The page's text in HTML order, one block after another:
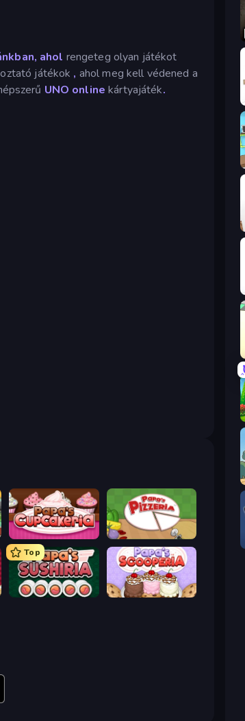
ahol rengeteg olyan játékot
játékok , ahol meg kell védened a
UNO online kártyajáték.
Papas Cupcakeria Papa's Pizzeria
Top
Papa's Sushiria Papa's Scooperia